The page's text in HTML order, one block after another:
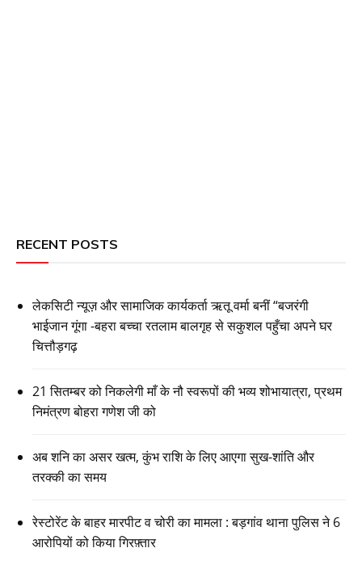
RECENT POSTS
लेकसिटी न्यूज़ और सामाजिक कार्यकर्ता ऋतू वर्मा बनीं “बजरंगी
भाईजान गूंगा -बहरा बच्चा रतलाम बालगृह से सकुशल पहुँचा अपने घर
चित्तौड़गढ़
21 सितम्बर को निकलेगी माँ के नौ स्वरूपों की भव्य शोभायात्रा, प्रथम
निमंत्रण बोहरा गणेश जी को
अब शनि का असर खत्म, कुंभ राशि के लिए आएगा सुख-शांति और
तरक्की का समय
रेस्टोरेंट के बाहर मारपीट व चोरी का मामला : बड़गांव थाना पुलिस ने 6
आरोपियों को किया गिरफ़्तार